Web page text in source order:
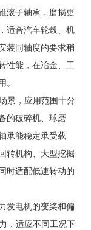
滚子轴承，磨损更
适合汽车轮毂、机
装同轴度的要求稍
性能，在冶金、工
。
景，应用范围十分
的破碎机、球磨
承能稳定承受载
转机构、大型挖掘
时适配低速转动的
发电机的变桨和偏
，适应不同工况下